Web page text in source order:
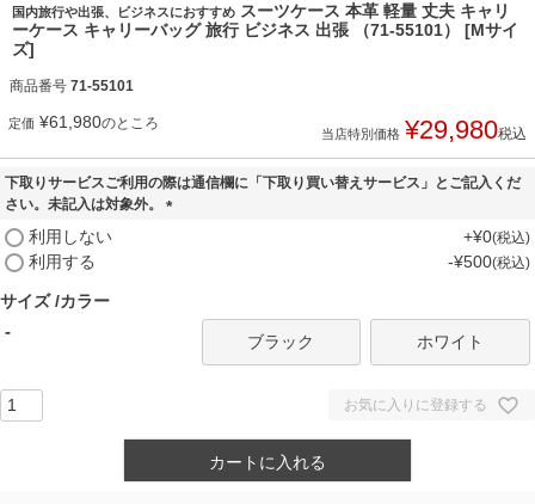
国内旅行や出張、ビジネスにおすすめ スーツケース 本革 軽量 丈夫 キャリ
ーケース キャリーバッグ 旅行 ビジネス 出張 （71-55101） [Mサイ
ズ]
商品番号 71-55101
定価 ¥61,980のところ
当店特別価格 ¥29,980税込
下取りサービスご利用の際は通信欄に「下取り買い替えサービス」とご記入くだ
さい。未記入は対象外。
利用しない +¥0 税込
利用する -¥500 税込
サイズ カラー
- ブラック ホワイト
お気に入りに登録する
カートに入れる